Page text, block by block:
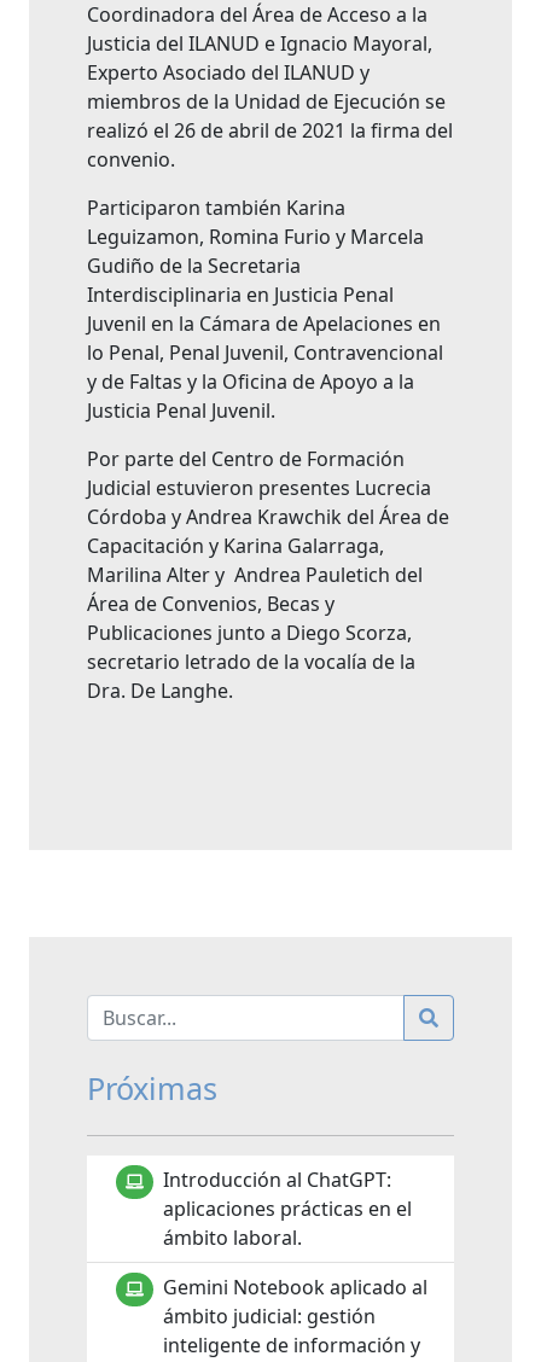
Coordinadora del Área de Acceso a la
Justicia del ILANUD e Ignacio Mayoral,
Experto Asociado del ILANUD y
miembros de la Unidad de Ejecución se
realizó el 26 de abril de 2021 la firma del
convenio.
Participaron también Karina
Leguizamon, Romina Furio y Marcela
Gudiño de la Secretaria
Interdisciplinaria en Justicia Penal
Juvenil en la Cámara de Apelaciones en
lo Penal, Penal Juvenil, Contravencional
y de Faltas y la Oficina de Apoyo a la
Justicia Penal Juvenil.
Por parte del Centro de Formación
Judicial estuvieron presentes Lucrecia
Córdoba y Andrea Krawchik del Área de
Capacitación y Karina Galarraga,
Marilina Alter y Andrea Pauletich del
Área de Convenios, Becas y
Publicaciones junto a Diego Scorza,
secretario letrado de la vocalía de la
Dra. De Langhe.
Próximas
Introducción al ChatGPT:
aplicaciones prácticas en el
ámbito laboral.
Gemini Notebook aplicado al
ámbito judicial: gestión
inteligente de información y